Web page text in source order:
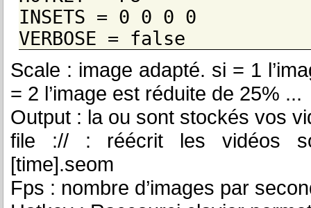
INSETS = 0 0 0 0
VERBOSE = false
Scale : image adapté. si = 1
= 2 l’image est réduite de 25% ...
Output : la ou sont stockés vos
file :// : réécrit les vidéos
[time].seom
Fps : nombre d’images par